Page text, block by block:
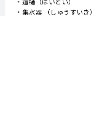
集水器 （しゅうすいき